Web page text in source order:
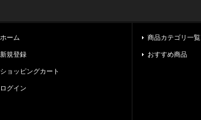
ホーム
新規登録
ショッピングカート
ログイン
商品カテゴリ一覧
おすすめ商品